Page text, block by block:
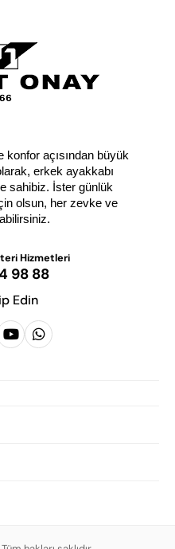
açısından büyük
erkek ayakkabı
sahibiz. İster günlük
olsun, her zevke ve
Hizmetleri
98 88
Edin